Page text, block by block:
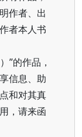
作者、出
者本人书
”的作品，
信息、助
和对其真
，请来函